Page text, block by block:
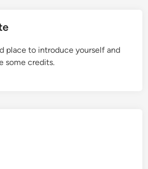
place to introduce yourself and
some credits.